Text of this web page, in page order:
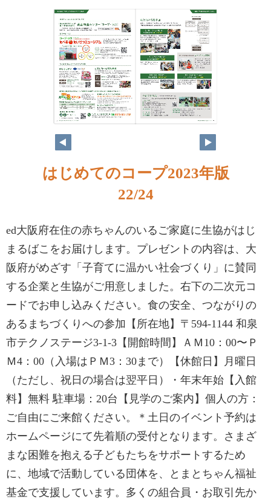
23
はじめてのコープ2023年版
22/24
ed大阪府在住の赤ちゃんのいるご家庭に生協がはじ
まるばこをお届けします。プレゼントの内容は、大
阪府がめざす「子育てに温かい社会づくり」に賛同
する企業と生協がご用意しました。右下の二次元コ
ードでお申し込みください。食の安全、つながりの
あるまちづくりへの参加【所在地】〒594-1144 和泉
市テクノステージ3-1-3【開館時間】ＡＭ10：00〜Ｐ
Ｍ4：00（入場はＰＭ3：30まで）【休館日】月曜日
（ただし、祝日の場合は翌平日）・年末年始【入館
料】無料 駐車場：20台【見学のご案内】個人の方：
ご自由にご来館ください。＊土日のイベント予約は
ホームページにて先着順の受付となります。さまざ
まな困難を抱える子どもたちをサポートするため
に、地域で活動している団体を、とまとちゃん福祉
基金で支援しています。多くの組合員・お取引先か